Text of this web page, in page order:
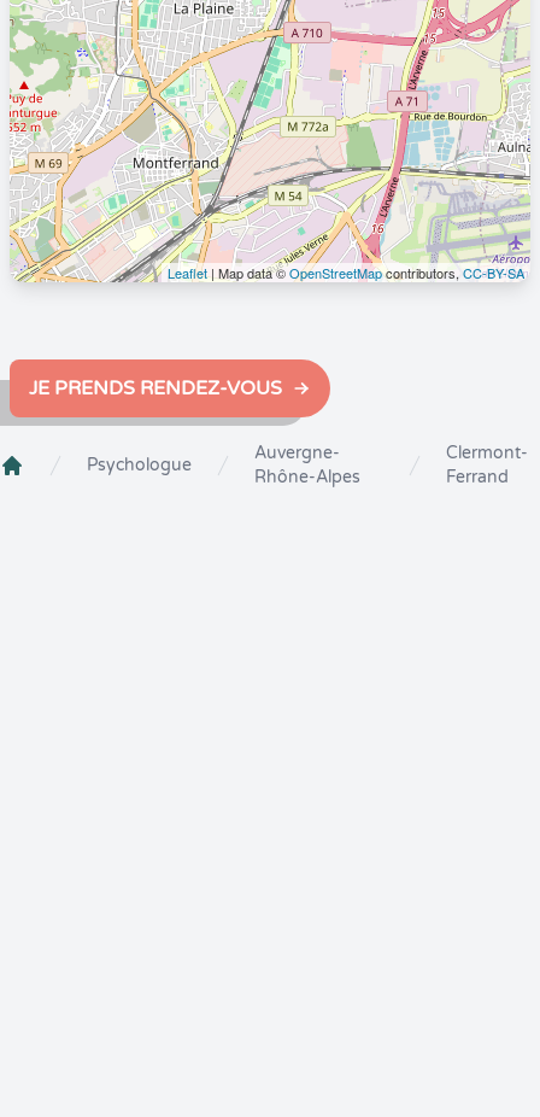
Leaflet| Map data ©OpenStreetMapcontributors, CC-BY-SA
JE PRENDS RENDEZ-VOUS
Psychologue
Auvergne-
Rhône-Alpes
Clermont-
Ferrand